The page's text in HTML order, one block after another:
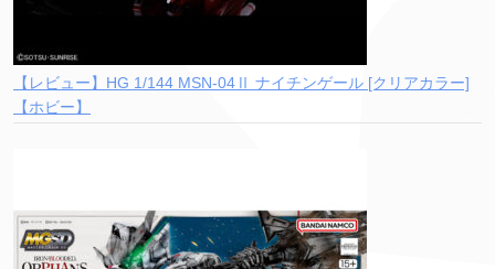
【レビュー】HG 1/144 MSN-04Ⅱ ナイチンゲール [クリアカラー]
【ホビー】